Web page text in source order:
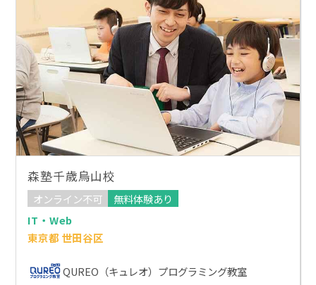
森塾千歳烏山校
オンライン不可
無料体験あり
IT・Web
東京都 世田谷区
QUREO（キュレオ）プログラミング教室